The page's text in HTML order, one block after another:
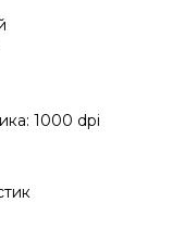
1000 dpi